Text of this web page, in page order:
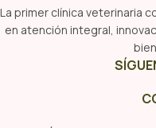
La primer clínica veterinaria
en atención integral,